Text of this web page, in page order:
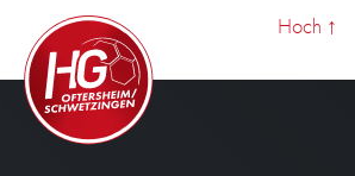
Hoch ↑